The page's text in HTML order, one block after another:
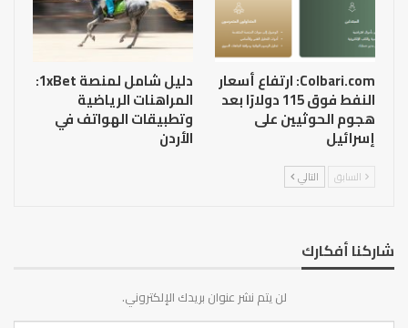
Colbari.com: ارتفاع أسعار
النفط فوق 115 دولارًا بعد
هجوم الحوثيين على
إسرائيل
دليل شامل لمنصة 1xBet:
المراهنات الرياضية
وتطبيقات الهواتف في
الأردن
السابق التالي
شاركنا أفكارك
لن يتم نشر عنوان بريدك الإلكتروني.